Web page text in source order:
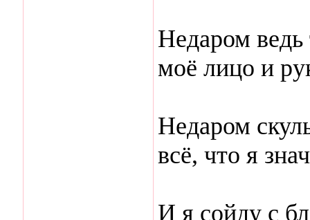
Недаром
моё лицо и
Недаром
всё, что я
И я сойду с